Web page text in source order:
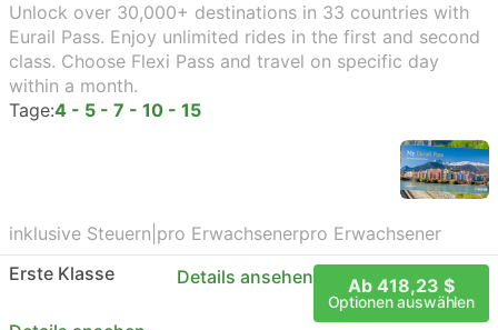
Unlock over 30,000+ destinations in 33 countries with
Eurail Pass. Enjoy unlimited rides in the first and second
class. Choose Flexi Pass and travel on specific day
within a month.
Tage:4 - 5 - 7 - 10 - 15
inklusive Steuern pro Erwachsenerpro Erwachsener
Erste Klasse
Details ansehen Ab 418,23 $
Optionen auswählen